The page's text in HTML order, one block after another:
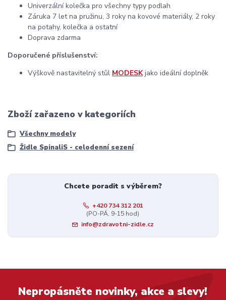
Univerzální kolečka pro všechny typy podlah
Záruka 7 let na pružinu, 3 roky na kovové materiály, 2 roky
na potahy, kolečka a ostatní
Doprava zdarma
Doporučené příslušenství:
Výškově nastavitelný stůl MODESKjako ideální doplněk
Zboží zařazeno v kategoriích
Všechny modely
Židle SpinaliS - celodenní sezení
Chcete poradit s výběrem?
+420 734 312 201
(PO-PÁ, 9-15 hod)
info@zdravotni-zidle.cz
Nepropásněte novinky, akce a slevy!